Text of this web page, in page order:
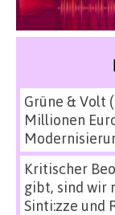
Grüne & Volt
Millionen
Kritischer
gibt, sind wir
Sinti:zze und